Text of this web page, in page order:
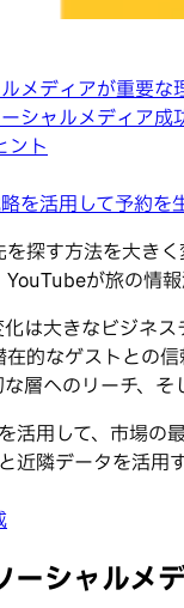
メディアが重要な
シャルメディア成
ント
を活用して予約を
探す方法を大き
が旅の情
は大きなビジネ
的なゲストとの
層へのリーチ、そ
用して、市場の
近隣データを活
シャルメ